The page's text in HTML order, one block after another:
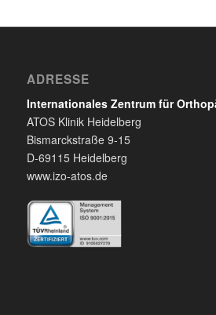
ADRESSE
Internationales Zentrum für
ATOS Klinik Heidelberg
Bismarckstraße 9-15
D-69115 Heidelberg
www.izo-atos.de